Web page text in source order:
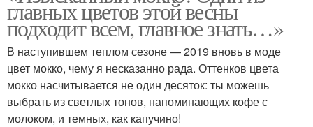
главных цветов этой весны
подходит всем, главное знать…»
В наступившем теплом сезоне — 2019 вновь в моде
цвет мокко, чему я несказанно рада. Оттенков цвета
мокко насчитывается не один десяток: ты можешь
выбрать из светлых тонов, напоминающих кофе с
молоком, и темных, как капучино!